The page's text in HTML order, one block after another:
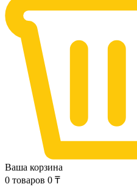
Ваша корзина
0 товаров 0 ₸